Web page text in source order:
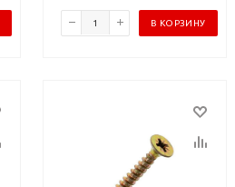
В КОРЗИНУ